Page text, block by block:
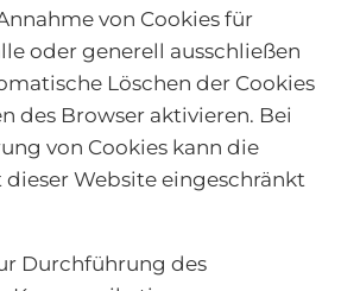
von Cookies für
oder generell ausschließen
Löschen der Cookies
des Browser aktivieren. Bei
von Cookies kann die
Website eingeschränkt
Durchführung des